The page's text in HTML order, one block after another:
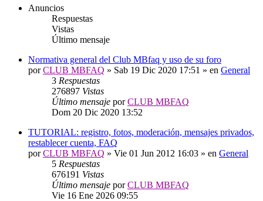
Anuncios
Respuestas
Vistas
Último mensaje
Normativa general del Club MBfaq y uso de su foro
porCLUB MBFAQ » Sab 19 Dic 2020 17:51 » en General
3 Respuestas
276897 Vistas
Último mensaje porCLUB MBFAQ
Dom 20 Dic 2020 13:52
TUTORIAL: registro, fotos, moderación, mensajes privados,
restablecer cuenta, FAQ
porCLUB MBFAQ » Vie 01 Jun 2012 16:03 » en General
5 Respuestas
676191 Vistas
Último mensaje porCLUB MBFAQ
Vie 16 Ene 2026 09:55